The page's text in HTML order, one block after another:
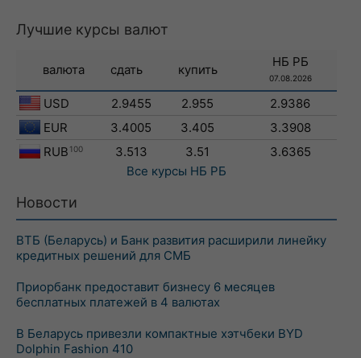
Лучшие курсы валют
валюта сдать купить
НБ РБ
07.08.2026
USD 2.9455 2.955
2.9386
EUR
3.4005 3.405
3.3908
RUB 100 3.513 3.51
3.6365
Все курсы НБ РБ
Новости
ВТБ (Беларусь) и Банк развития расширили линейку
кредитных решений для СМБ
Приорбанк предоставит бизнесу 6 месяцев
бесплатных платежей в 4 валютах
В Беларусь привезли компактные хэтчбеки BYD
Dolphin Fashion 410